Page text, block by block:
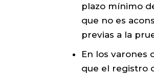
plazo mínimo
que no es
previas a la
En los varones
que el registro